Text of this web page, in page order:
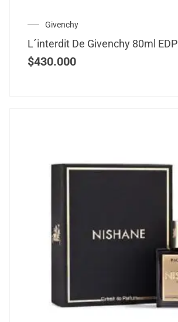
Givenchy
L´interdit De Givenchy 80ml EDP
$430.000